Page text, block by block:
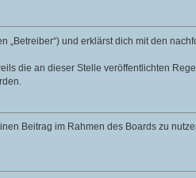
„Betreiber“) und erklärst dich mit den
die an dieser Stelle veröffentlichten
Beitrag im Rahmen des Boards zu